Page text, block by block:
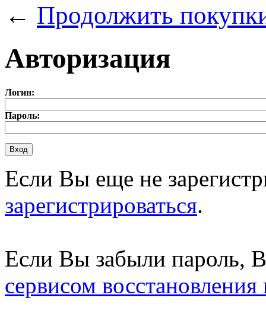
← Продолжить
Авторизация
Логин:
Пароль:
Если Вы еще не
зарегистрироваться.
Если Вы забыли пароль,
сервисом восстановления